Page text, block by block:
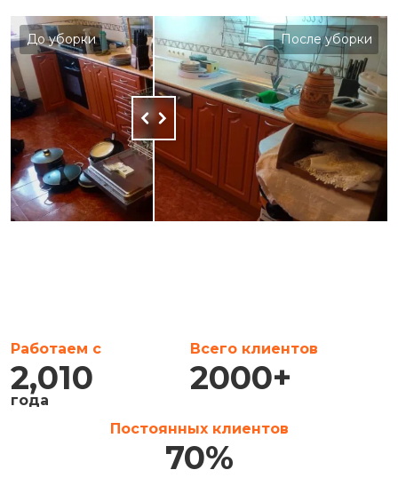
До уборки После уборки
Работаем с
2,010
года
Всего клиентов
2000+
Постоянных клиентов
70%